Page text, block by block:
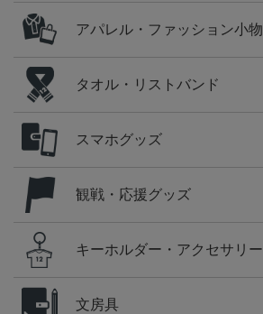
アパレル・ファッション小物
タオル・リストバンド
スマホグッズ
観戦・応援グッズ
キーホルダー・アクセサリー
文房具